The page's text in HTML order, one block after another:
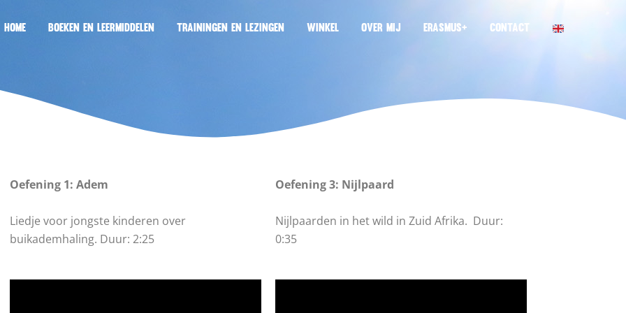
HOME BOEKEN EN LEERMIDDELEN TRAININGEN EN LEZINGEN WINKEL OVER MIJ ERASMUS+ CONTACT
Oefening 1: Adem
Liedje voor jongste kinderen over
buikademhaling. Duur: 2:25
Oefening 3: Nijlpaard
Nijlpaarden in het wild in Zuid Afrika. Duur:
0:35